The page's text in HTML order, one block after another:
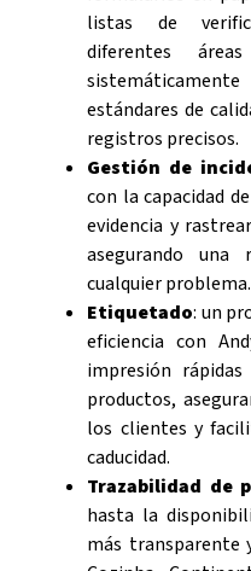
listas de
diferentes
estándares de
registros precisos.
Gestión de
con la capacidad
evidencia y
asegurando una
cualquier problema.
Etiquetado: un
eficiencia con
impresión
productos,
los clientes y
caducidad.
Trazabilidad de
hasta la
más transparente